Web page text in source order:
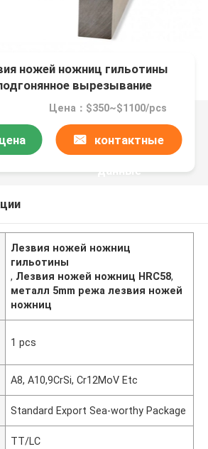
ножей ножниц гильотины
вырезывание
Цена：$350~$1100/pcs
контактные
данные
Лезвия ножей ножниц
гильотины
, Лезвия ножей ножниц HRC58,
металл 5mm режа лезвия ножей
ножниц
1 pcs
A8, A10,9CrSi, Cr12MoV Etc
Standard Export Sea-worthy Package
TT/LC